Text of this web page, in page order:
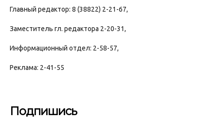
Главный редактор: 8 (38822) 2-21-67,
Заместитель гл. редактора 2-20-31,
Информационный отдел: 2-58-57,
Реклама: 2-41-55
Подпишись